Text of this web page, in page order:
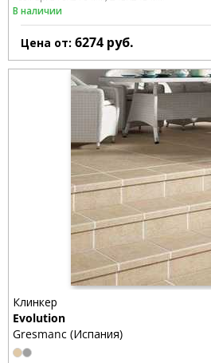
В наличии
Цена от: 6274 руб.
Клинкер
Evolution
Gresmanc (Испания)